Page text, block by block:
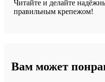
Читайте и делайте
правильным крепежом!
Вам может